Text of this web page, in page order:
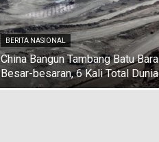
BERITA NASIONAL
China Bangun Tambang Batu Bara
Besar-besaran, 6 Kali Total Dunia